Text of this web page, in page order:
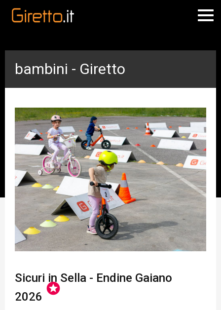
bambini - Giretto
Sicuri in Sella - Endine Gaiano
2026
stars